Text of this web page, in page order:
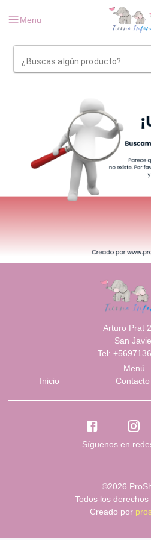
Menu
¿Buscas algún producto?
Arturo Prat
San
Tel:
Menú
Inicio
Contacto
Síguenos en
©2026
Todos los
Creado por